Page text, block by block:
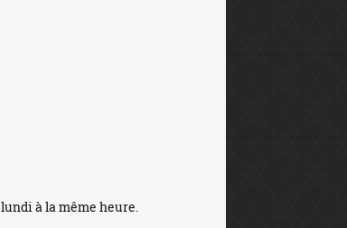
à la même heure.